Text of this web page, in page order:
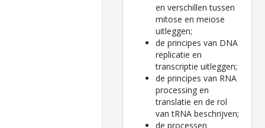
en verschillen tussen
mitose en meiose
uitleggen;
de principes van DNA
replicatie en
transcriptie uitleggen;
de principes van RNA
processing en
translatie en de rol
van tRNA beschrijven;
de processen